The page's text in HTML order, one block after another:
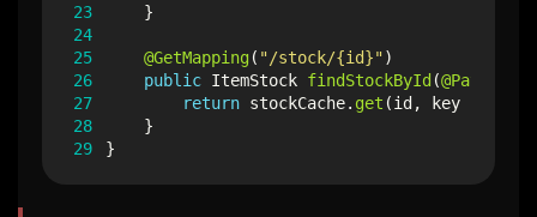
23
24
25
26
27
28
29
}
@GetMapping( "/stock/{id}")
public ItemStock findStockById (
return stockCache. get (id , key
}
}